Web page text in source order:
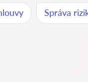
Správa